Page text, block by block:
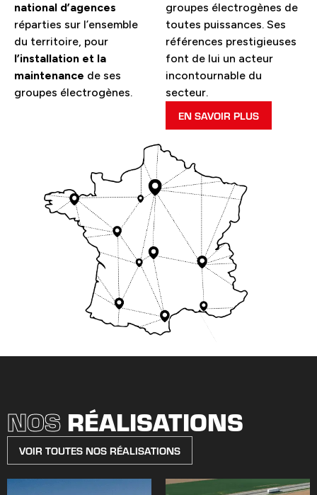
national d’agences
réparties sur l’ensemble
du territoire, pour
l’installation et la
maintenance de ses
groupes électrogènes.
groupes électrogènes de
toutes puissances. Ses
références prestigieuses
font de lui un acteur
incontournable du
secteur.
EN SAVOIR PLUS
NOS RÉALISATIONS
VOIR TOUTES NOS RÉALISATIONS